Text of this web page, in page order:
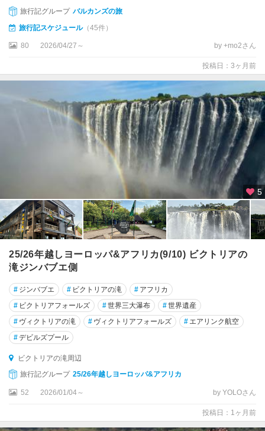
旅行記グループ バルカンズの旅
旅行記スケジュール（45件）
80 2026/04/27～ by +mo2さん
投稿日：3ヶ月前
5
25/26年越しヨーロッパ&アフリカ(9/10) ビクトリアの
滝ジンバブエ側
# ジンバブエ # ビクトリアの滝 # アフリカ
# ビクトリアフォールズ #世界三大瀑布 #世界遺産
# ヴィクトリアの滝 # ヴィクトリアフォールズ # エアリンク航空
#デビルズプール
ビクトリアの滝周辺
旅行記グループ 25/26年越しヨーロッパ&アフリカ
52 2026/01/04～ by YOLOさん
投稿日：1ヶ月前